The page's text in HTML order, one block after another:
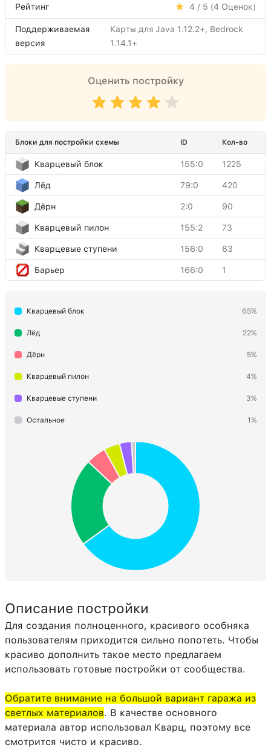
Рейтинг 4 / 5 (4 Оценок)
Поддерживаемая
версия
Карты для Java 1.12.2+, Bedrock
1.14.1+
Оценить постройку
Блоки для постройки схемы ID Кол-во
Кварцевый блок 155:0 1225
Лёд 79:0 420
Дёрн 2:0 90
Кварцевый пилон 155:2 73
Кварцевые ступени 156:0 63
Барьер 166:0 1
Кварцевый блок 65%
Лёд 22%
Дёрн 5%
Кварцевый пилон 4%
Кварцевые ступени 3%
Остальное 1%
Описание постройки
Для создания полноценного, красивого особняка
пользователям приходится сильно попотеть. Чтобы
красиво дополнить такое место предлагаем
использовать готовые постройки от сообщества.
Обратите внимание на большой вариант гаража из
светлых материалов. В качестве основного
материала автор использовал Кварц, поэтому все
смотрится чисто и красиво.